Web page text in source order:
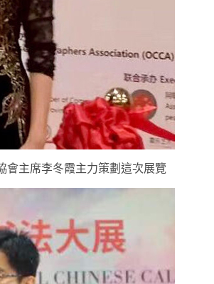
會主席李冬霞主力策劃這次展覽